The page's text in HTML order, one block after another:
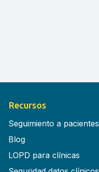
Recursos
Seguimiento a pacientes
Blog
LOPD para clínicas